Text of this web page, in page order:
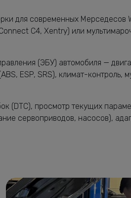
для современных Мерседесов
C4, Xentry) или
(ЭБУ) автомобиля —
ESP, SRS), климат-контроль,
(DTC), просмотр текущих
сервоприводов, насосов),